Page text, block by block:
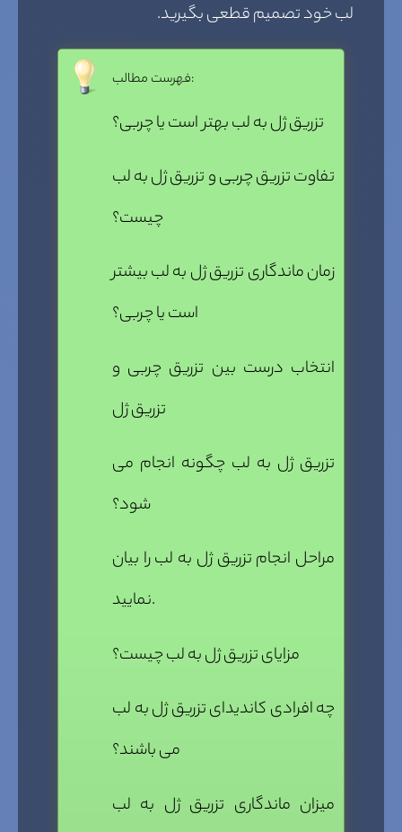
لب خود تصمیم قطعی بگیرید.
فهرست مطالب:
تزریق ژل به لب بهتر است یا چربی؟
تفاوت تزریق چربی و تزریق ژل به لب
چیست؟
زمان ماندگاری تزریق ژل به لب بیشتر
است یا چربی؟
انتخاب درست بین تزریق چربی و
تزریق ژل
تزریق ژل به لب چگونه انجام می
شود؟
مراحل انجام تزریق ژل به لب را بیان
نمایید.
مزایای تزریق ژل به لب چیست؟
چه افرادی کاندیدای تزریق ژل به لب
می باشند؟
میزان ماندگاری تزریق ژل به لب